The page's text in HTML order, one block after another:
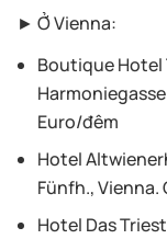
► Ở Vienna:
Boutique Hotel
Euro/đêm
Hotel
Fünfh., Vienna.
Hotel Das Triest